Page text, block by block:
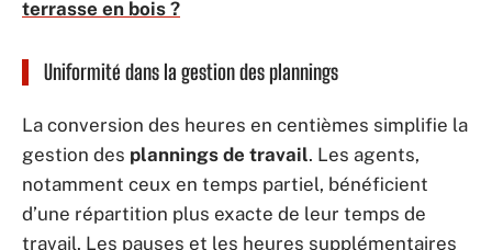
terrasse en bois ?
Uniformité dans la gestion des plannings
La conversion des heures en centièmes simplifie la
gestion des plannings de travail. Les agents,
notamment ceux en temps partiel, bénéficient
d’une répartition plus exacte de leur temps de
travail. Les pauses et les heures supplémentaires